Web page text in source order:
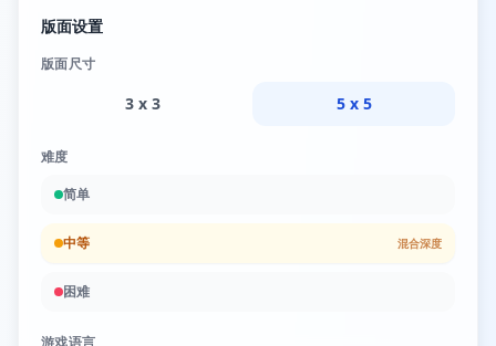
版面设置
版面尺寸
3 x 3 5 x 5
难度
简单
中等 混合深度
困难
游戏语言